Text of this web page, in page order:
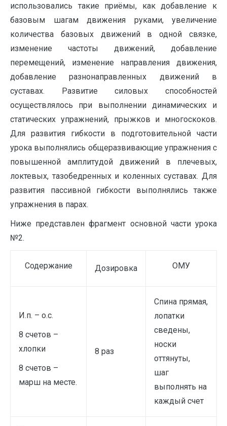
использовались такие приёмы, как добавление к
базовым шагам движения руками, увеличение
количества базовых движений в одной связке,
изменение частоты движений, добавление
перемещений, изменение направления движения,
добавление разнонаправленных движений в
суставах. Развитие силовых способностей
осуществлялось при выполнении динамических и
статических упражнений, прыжков и многоскоков.
Для развития гибкости в подготовительной части
урока выполнялись общеразвивающие упражнения с
повышенной амплитудой движений в плечевых,
локтевых, тазобедренных и коленных суставах. Для
развития пассивной гибкости выполнялись также
упражнения в парах.
Ниже представлен фрагмент основной части урока
№2.
Содержание Дозировка ОМУ
И.п. – о.с.
8 счетов –
хлопки
8 счетов –
марш на месте.
8 раз
Спина прямая,
лопатки
сведены,
носки
оттянуты,
шаг
выполнять на
каждый счет